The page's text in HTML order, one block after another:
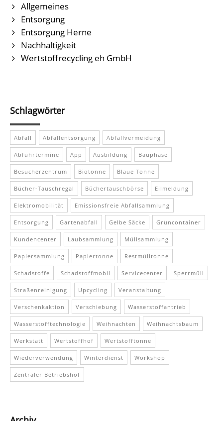
Allgemeines
Entsorgung
Entsorgung Herne
Nachhaltigkeit
Wertstoffrecycling eh GmbH
Schlagwörter
Abfall Abfallentsorgung Abfallvermeidung
Abfuhrtermine App Ausbildung Bauphase
Besucherzentrum Biotonne Blaue Tonne
Bücher-Tauschregal Büchertauschbörse Eilmeldung
Elektromobilität Emissionsfreie Abfallsammlung
Entsorgung Gartenabfall Gelbe Säcke Grüncontainer
Kundencenter Laubsammlung Müllsammlung
Papiersammlung Papiertonne Restmülltonne
Schadstoffe Schadstoffmobil Servicecenter Sperrmüll
Straßenreinigung Upcycling Veranstaltung
Verschenkaktion Verschiebung Wasserstoffantrieb
Wasserstofftechnologie Weihnachten Weihnachtsbaum
Werkstatt Wertstoffhof Wertstofftonne
Wiederverwendung Winterdienst Workshop
Zentraler Betriebshof